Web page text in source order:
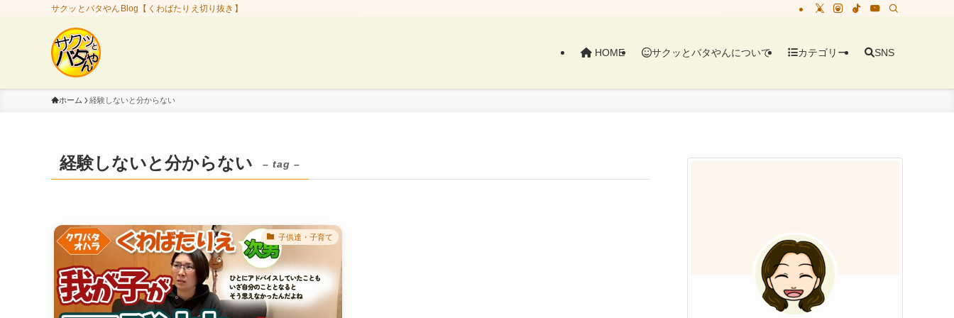
サクッとバタやんBlog【くわばたりえ切り抜き】
HOME サクッとバタやんについて カテゴリー SNS
ホーム 経験しないと分からない
経験しないと分からない – tag –
子供達・子育て